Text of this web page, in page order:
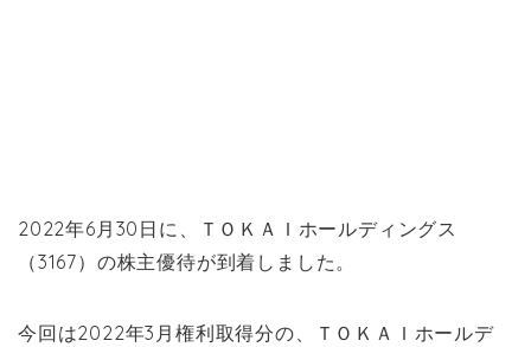
2022年6月30日に、ＴＯＫＡＩホールディングス
（3167）の株主優待が到着しました。
今回は2022年3月権利取得分の、ＴＯＫＡＩホールデ